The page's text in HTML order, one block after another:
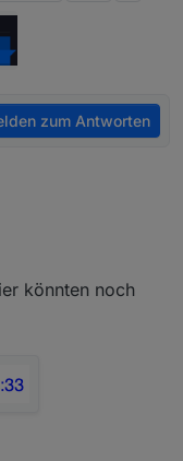
zum Antworten
könnten noch